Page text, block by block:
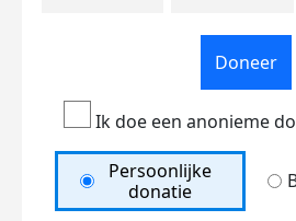
Doneer
Ik doe een anonieme
Persoonlijke
donatie